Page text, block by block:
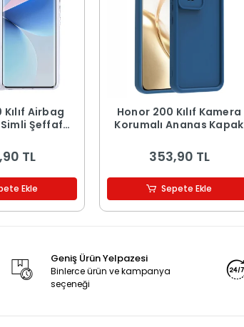
Airbag
Simli Şeffaf
TL
Ekle
Honor 200 Kılıf Kamera
Korumalı Ananas Kapak
353,90 TL
Sepete Ekle
Geniş Ürün Yelpazesi
Binlerce ürün ve kampanya
seçeneği